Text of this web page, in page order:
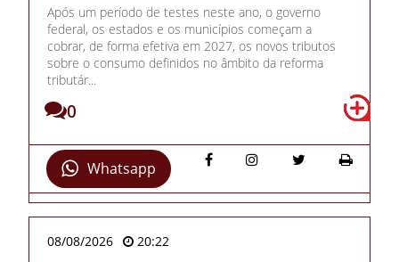
Após um período de testes neste ano, o governo
federal, os estados e os municípios começam a
cobrar, de forma efetiva em 2027, os novos tributos
sobre o consumo definidos no âmbito da reforma
tributár...
0
Whatsapp
08/08/2026 20:22